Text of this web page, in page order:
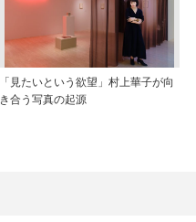
「見たいという欲望」村上華子が向
き合う写真の起源